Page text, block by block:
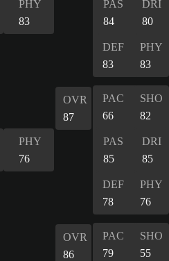
PHY
83
PAS
84
DRI
80
DEF
83
PHY
83
PHY
76
OVR
87
PAC
66
SHO
82
PAS
85
DRI
85
DEF
78
PHY
76
OVR
86
PAC
79
SHO
55